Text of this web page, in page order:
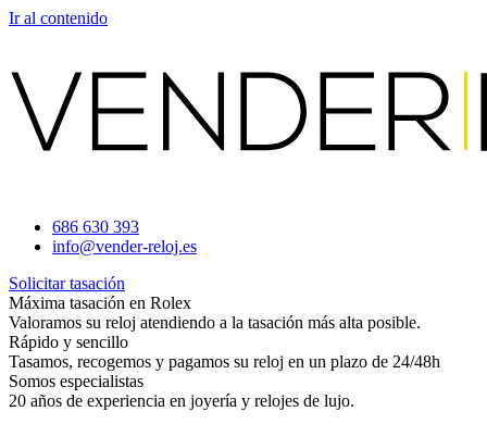
Ir al contenido
686 630 393
info@vender-reloj.es
Solicitar tasación
Máxima tasación en Rolex
Valoramos su reloj atendiendo a la tasación más alta posible.
Rápido y sencillo
Tasamos, recogemos y pagamos su reloj en un plazo de 24/48h
Somos especialistas
20 años de experiencia en joyería y relojes de lujo.